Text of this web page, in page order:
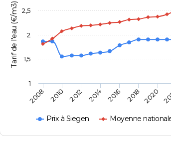
Tarif de l'eau (€/m3)
Prix à Siegen Moyenne
2008 2010 2012 2014 2016 2018 2020
1
1,5
2
2,5